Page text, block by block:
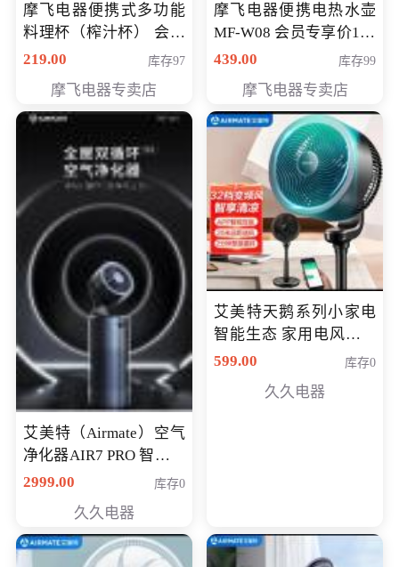
摩飞电器便携式多功能
料理杯（榨汁杯） 会员
专享价118元
219.00 库存97
摩飞电器专卖店
摩飞电器便携电热水壶
MF-W08 会员专享价198
元
439.00 库存99
摩飞电器专卖店
艾美特（Airmate）空气
净化器AIR7 PRO 智能全
屋空气循环负离子旗舰
2999.00 库存0
久久电器
艾美特天鹅系列小家电
智能生态 家用电风扇直
流变频节能轻音空气循
鹅，白天鹅智能)
599.00 库存0
久久电器